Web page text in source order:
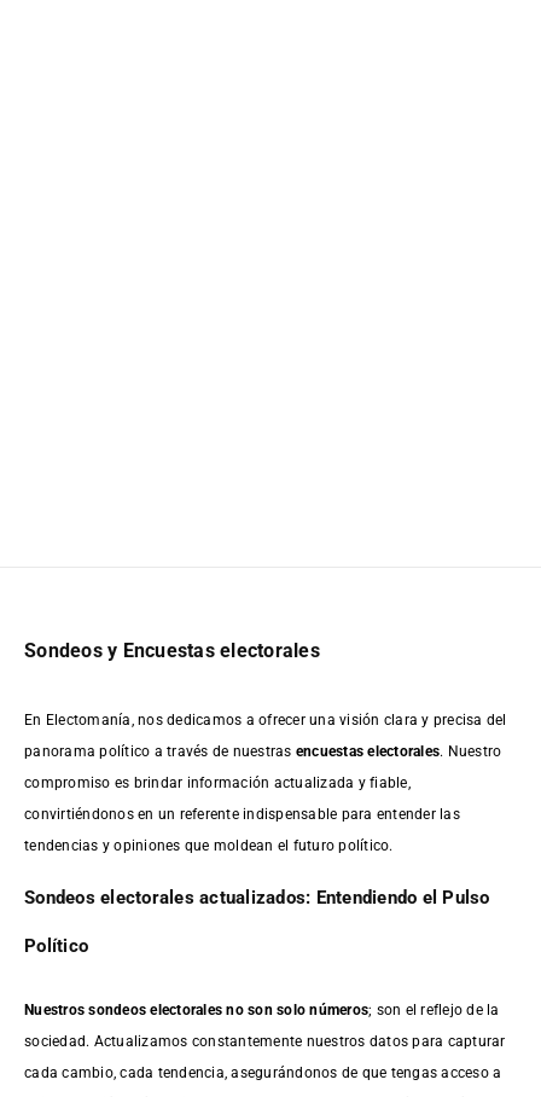
Sondeos y Encuestas electorales
En Electomanía, nos dedicamos a ofrecer una visión clara y precisa del
panorama político a través de nuestras encuestas electorales. Nuestro
compromiso es brindar información actualizada y fiable,
convirtiéndonos en un referente indispensable para entender las
tendencias y opiniones que moldean el futuro político.
Sondeos electorales actualizados: Entendiendo el Pulso
Político
Nuestros sondeos electorales no son solo números; son el reflejo de la
sociedad. Actualizamos constantemente nuestros datos para capturar
cada cambio, cada tendencia, asegurándonos de que tengas acceso a